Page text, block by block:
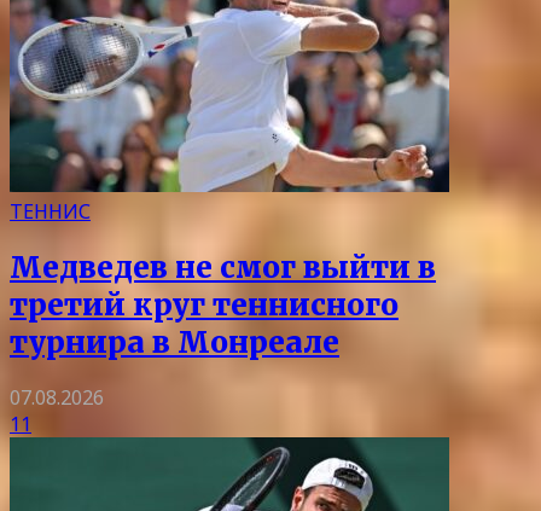
ТЕННИС
Медведев не смог выйти в
третий круг теннисного
турнира в Монреале
07.08.2026
11